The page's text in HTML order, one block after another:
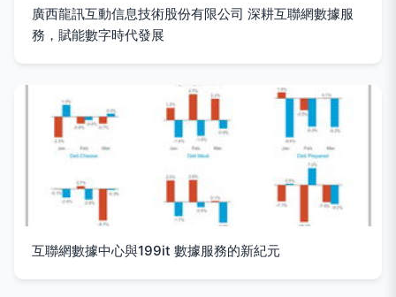
廣西龍訊互動信息技術股份有限公司 深耕互聯網數據服
務，賦能數字時代發展
互聯網數據中心與199it 數據服務的新紀元